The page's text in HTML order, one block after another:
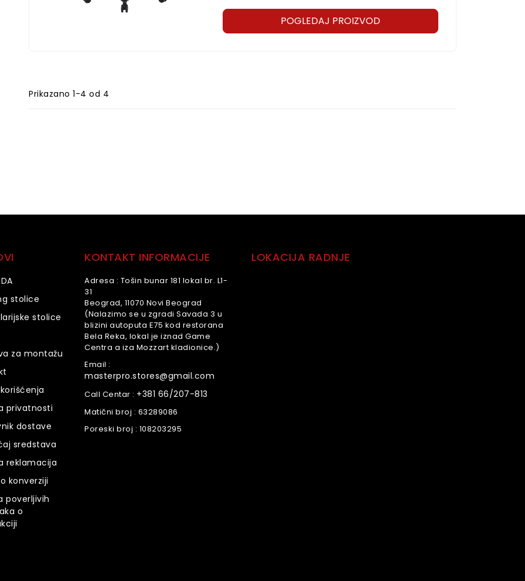
POGLEDAJ PROIZVOD
Prikazano 1-4 od 4
stolice
stolice
za montažu
privatnosti
dostave
sredstava
reklamacija
konverziji
poverljivih
o
KONTAKT INFORMACIJE
Adresa : Tošin bunar 181 lokal br. L1-
31
Beograd, 11070 Novi Beograd
(Nalazimo se u zgradi Savada 3 u
blizini autoputa E75 kod restorana
Bela Reka, lokal je iznad Game
Centra a iza Mozzart kladionice.)
Email :
masterpro.stores@gmail.com
Call Centar : +381 66/207-813
Matični broj : 63289086
Poreski broj : 108203295
LOKACIJA RADNJE